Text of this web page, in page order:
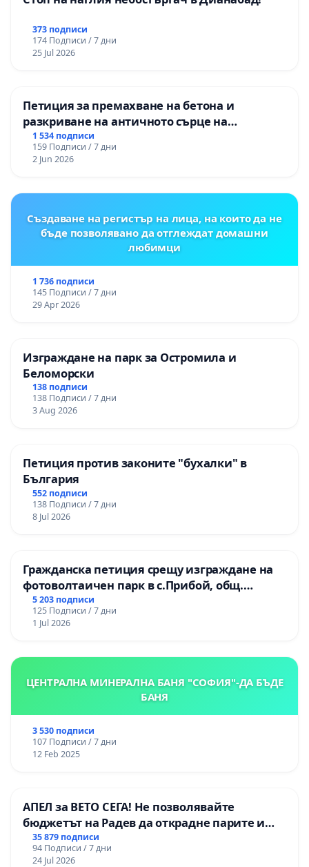
373 подписи
174 Подписи / 7 дни
25 Jul 2026
Петиция за премахване на бетона и
разкриване на античното сърце на
Могиланската могила във Враца
1 534 подписи
159 Подписи / 7 дни
2 Jun 2026
Създаване на регистър на лица, на които да не
бъде позволявано да отглеждат домашни
любимци
1 736 подписи
145 Подписи / 7 дни
29 Apr 2026
Изграждане на парк за Остромила и
Беломорски
138 подписи
138 Подписи / 7 дни
3 Aug 2026
Петиция против законите "бухалки" в
България
552 подписи
138 Подписи / 7 дни
8 Jul 2026
Гражданска петиция срещу изграждане на
фотоволтаичен парк в с.Прибой, общ.
Радомир
5 203 подписи
125 Подписи / 7 дни
1 Jul 2026
ЦЕНТРАЛНА МИНЕРАЛНА БАНЯ "СОФИЯ"-ДА БЪДЕ
БАНЯ
3 530 подписи
107 Подписи / 7 дни
12 Feb 2025
АПЕЛ за ВЕТО СЕГА! Не позволявайте
бюджетът на Радев да открадне парите и
правата ни в тъмното
35 879 подписи
94 Подписи / 7 дни
24 Jul 2026